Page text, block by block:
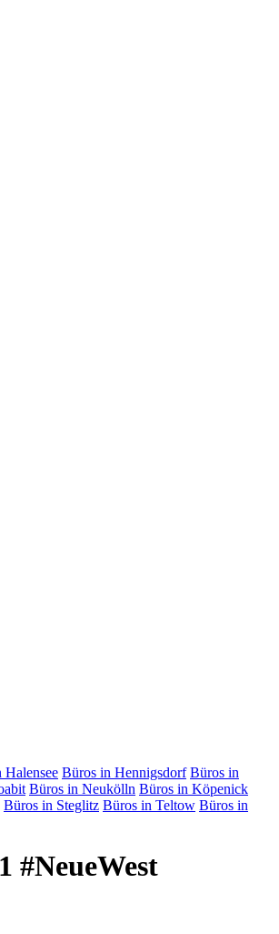
Halensee Büros in Hennigsdorf Büros in
Büros in Neukölln Büros in Köpenick
Büros in Steglitz Büros in Teltow Büros in
#NeueWest